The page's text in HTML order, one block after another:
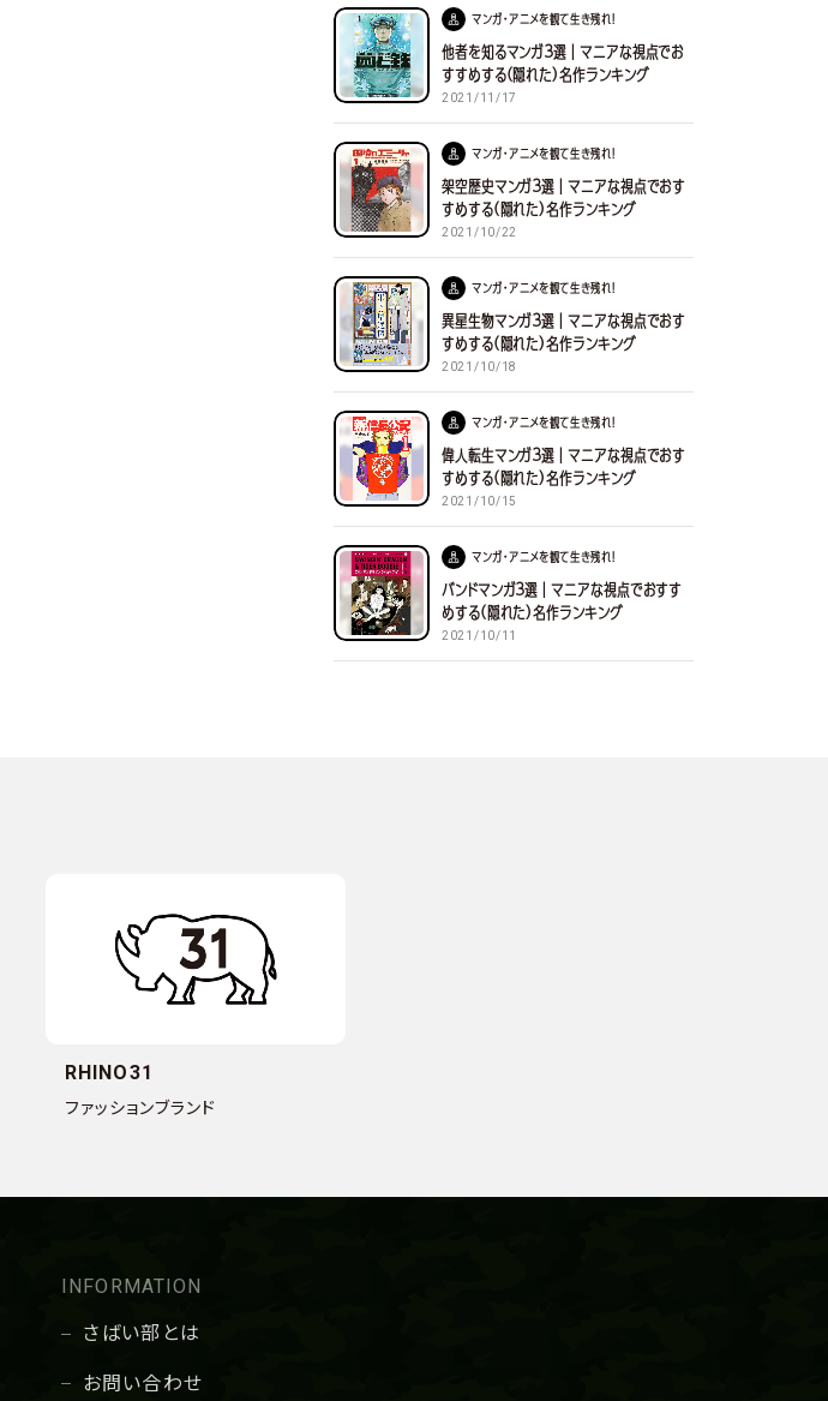
マンガ・アニメを観て生き残れ！
他者を知るマンガ３選｜マニアな視点でお
すすめする(隠れた)名作ランキング
2021/11/17
マンガ・アニメを観て生き残れ！
架空歴史マンガ３選｜マニアな視点でおす
すめする(隠れた)名作ランキング
2021/10/22
マンガ・アニメを観て生き残れ！
異星生物マンガ３選｜マニアな視点でおす
すめする(隠れた)名作ランキング
2021/10/18
マンガ・アニメを観て生き残れ！
偉人転生マンガ３選｜マニアな視点でおす
すめする(隠れた)名作ランキング
2021/10/15
マンガ・アニメを観て生き残れ！
バンドマンガ３選｜マニアな視点でおすす
めする(隠れた)名作ランキング
2021/10/11
RHINO31
ファッションブランド
INFORMATION
さばい部とは
お問い合わせ